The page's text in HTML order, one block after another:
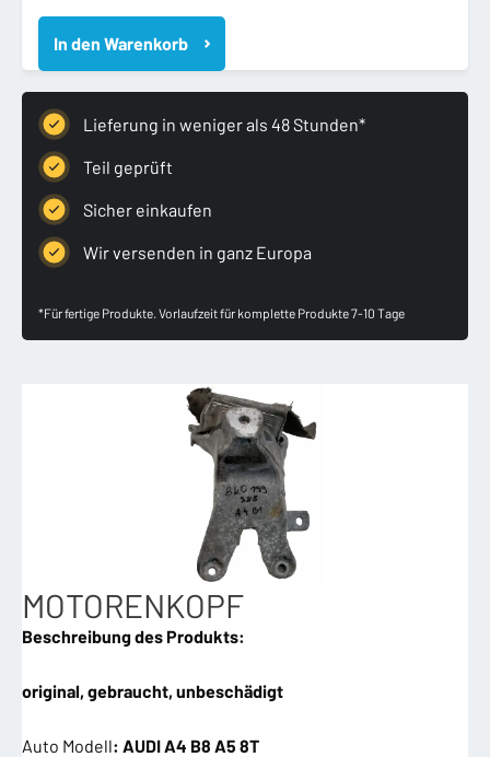
B8
A5
8T
ŁAPA
PODUSZKA
SILNIKA
8K0199388
Menge
In den Warenkorb
Lieferung in weniger als 48 Stunden*
Teil geprüft
Sicher einkaufen
Wir versenden in ganz Europa
*Für fertige Produkte. Vorlaufzeit für komplette Produkte 7-10 Tage
MOTORENKOPF
Beschreibung des Produkts:
original, gebraucht, unbeschädigt
Auto Modell: AUDI A4 B8 A5 8T